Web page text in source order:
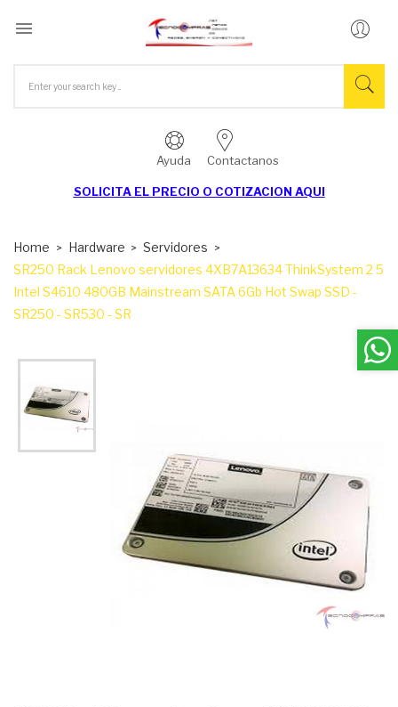

Ayuda Contactanos
SOLICITA EL PRECIO O COTIZACION AQUI
Home Hardware
Servidores
SR250 Rack Lenovo servidores 4XB7A13634 ThinkSystem 2 5
Intel S4610 480GB Mainstream SATA 6Gb Hot Swap SSD -
SR250 - SR530 - SR